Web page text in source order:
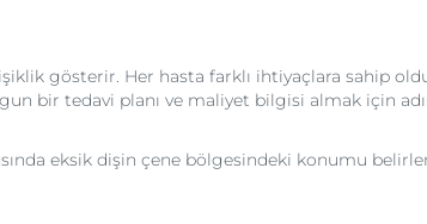
gösterir. Her hasta farklı ihtiyaçlara sahip
bir tedavi planı ve maliyet bilgisi almak için
eksik dişin çene bölgesindeki konumu